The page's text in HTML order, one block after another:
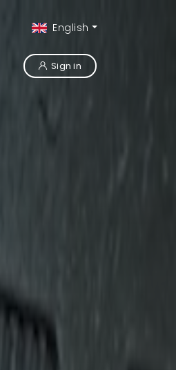
English
Sign in